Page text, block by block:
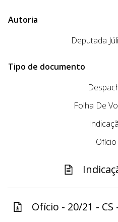
Autoria
Deputada
Tipo de documento
Folha De
Ofício
Ofício - 20/21 - CS